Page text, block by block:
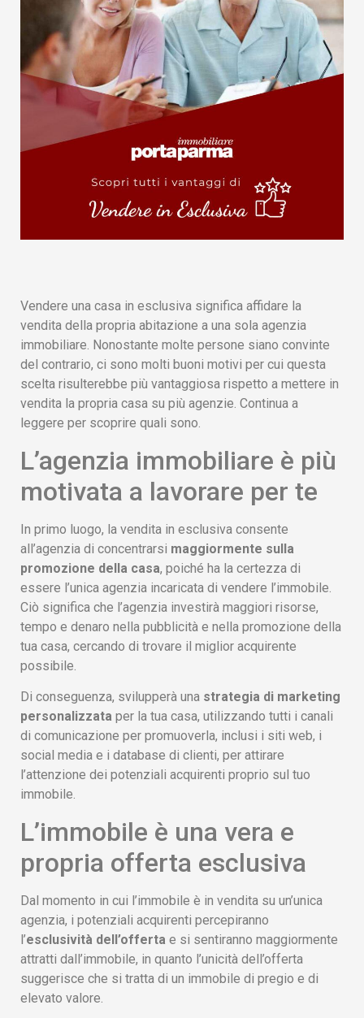
Vendere una casa in esclusiva significa affidare la
vendita della propria abitazione a una sola agenzia
immobiliare. Nonostante molte persone siano convinte
del contrario, ci sono molti buoni motivi per cui questa
scelta risulterebbe più vantaggiosa rispetto a mettere in
vendita la propria casa su più agenzie. Continua a
leggere per scoprire quali sono.
L’agenzia immobiliare è più
motivata a lavorare per te
In primo luogo, la vendita in esclusiva consente
all’agenzia di concentrarsi maggiormente sulla
promozione della casa, poiché ha la certezza di
essere l’unica agenzia incaricata di vendere l’immobile.
Ciò significa che l’agenzia investirà maggiori risorse,
tempo e denaro nella pubblicità e nella promozione della
tua casa, cercando di trovare il miglior acquirente
possibile.
Di conseguenza, svilupperà una strategia di marketing
personalizzata per la tua casa, utilizzando tutti i canali
di comunicazione per promuoverla, inclusi i siti web, i
social media e i database di clienti, per attirare
l’attenzione dei potenziali acquirenti proprio sul tuo
immobile.
L’immobile è una vera e
propria offerta esclusiva
Dal momento in cui l’immobile è in vendita su un’unica
agenzia, i potenziali acquirenti percepiranno
l’esclusività dell’offerta e si sentiranno maggiormente
attratti dall’immobile, in quanto l’unicità dell’offerta
suggerisce che si tratta di un immobile di pregio e di
elevato valore.